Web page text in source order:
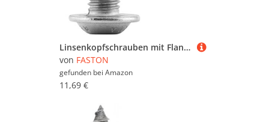
Linsenkopfschrauben mit Flansch und Innensechskant M4x20 rostfreier Edelstahl (25 Stück) Linsenkopf Flachkopfschrauben FASTON®
von FASTON
gefunden bei Amazon
11,69 €